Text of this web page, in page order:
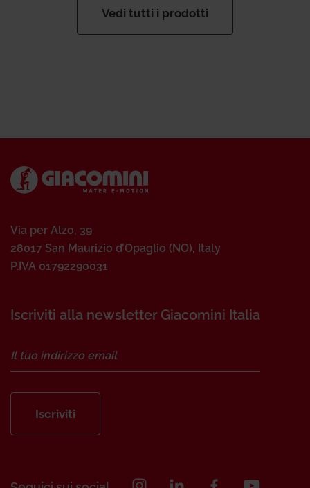
Vedi tutti i prodotti
Via per Alzo, 39
28017 San Maurizio d’Opaglio (NO), Italy
P.IVA 01792290031
Iscriviti alla newsletter Giacomini Italia
Iscriviti